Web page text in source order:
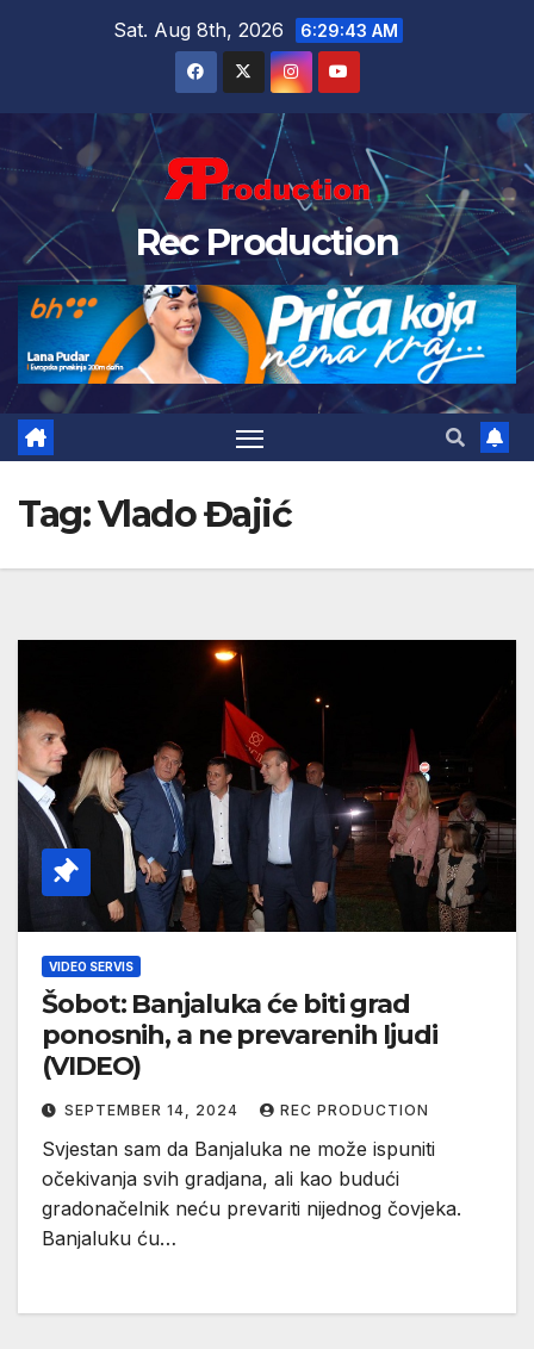
Sat. Aug 8th, 2026 6:29:44 AM
Rec Production
Tag:Vlado Đajić
VIDEO SERVIS
Šobot: Banjaluka će biti grad
ponosnih, a ne prevarenih ljudi
(VIDEO)
SEPTEMBER 14, 2024 REC PRODUCTION
Svjestan sam da Banjaluka ne može ispuniti
očekivanja svih gradjana, ali kao budući
gradonačelnik neću prevariti nijednog čovjeka.
Banjaluku ću…